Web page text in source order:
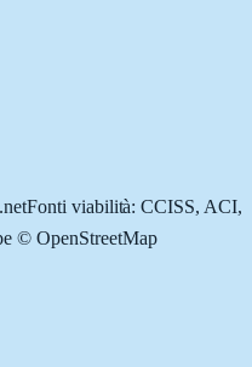
Fonti viabilità: CCISS, ACI,
© OpenStreetMap